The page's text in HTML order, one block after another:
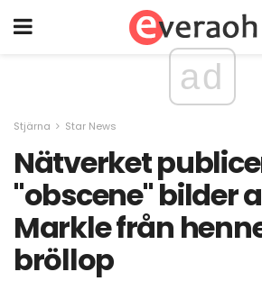
ad
Stjärna Star News
Nätverket
"obscene" bilder
Markle från
bröllop